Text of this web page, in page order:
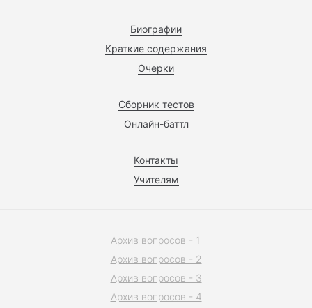
Биографии
Краткие содержания
Очерки
Сборник тестов
Онлайн-баттл
Контакты
Учителям
Архив вопросов - 1
Архив вопросов - 2
Архив вопросов - 3
Архив вопросов - 4